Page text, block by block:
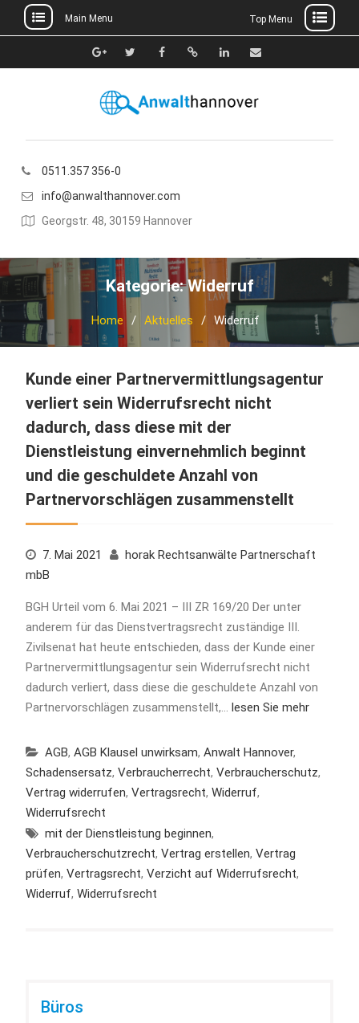
to
Main Menu Top Menu
Google+TwitterFacebook
Xing Linkedin
E-
0511.357 356-0
info@anwalthannover.com
Georgstr. 48, 30159 Hannover
Kategorie:Widerruf
Home Aktuelles Widerruf
Kunde einer Partnervermittlungsagentur
verliert sein Widerrufsrecht nicht
dadurch, dass diese mit der
Dienstleistung einvernehmlich beginnt
und die geschuldete Anzahl von
Partnervorschlägen zusammenstellt
7. Mai 2021
horak Rechtsanwälte Partnerschaft
mbB
BGH Urteil vom 6. Mai 2021 – III ZR 169/20 Der unter
anderem für das Dienstvertragsrecht zuständige III.
Zivilsenat hat heute entschieden, dass der Kunde einer
Partnervermittlungsagentur sein Widerrufsrecht nicht
dadurch verliert, dass diese die geschuldete Anzahl von
Partnervorschlägen zusammenstellt,… lesen Sie mehr
AGB, AGB Klausel unwirksam, Anwalt Hannover,
Schadensersatz, Verbraucherrecht, Verbraucherschutz,
Vertrag widerrufen, Vertragsrecht, Widerruf,
Widerrufsrecht
mit der Dienstleistung beginnen,
Verbraucherschutzrecht, Vertrag erstellen, Vertrag
prüfen, Vertragsrecht, Verzicht auf Widerrufsrecht,
Widerruf, Widerrufsrecht
Büros